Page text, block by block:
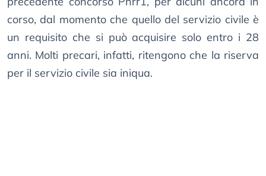
corso, dal momento che quello del servizio civile è
un requisito che si può acquisire solo entro i 28
anni. Molti precari, infatti, ritengono che la riserva
per il servizio civile sia iniqua.